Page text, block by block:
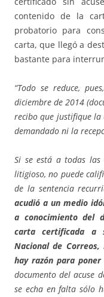
contenido de la
probatorio para
carta, que llegó a
bastante para
“Todo se reduce,
diciembre de 2014
recibo que justifique
demandado ni la
Si se está a todas las
litigioso, no puede
de la sentencia
acudió a un medio
a conocimiento del
carta certificada a
Nacional de
hay razón para
documento del acuse
se echa en falta sólo